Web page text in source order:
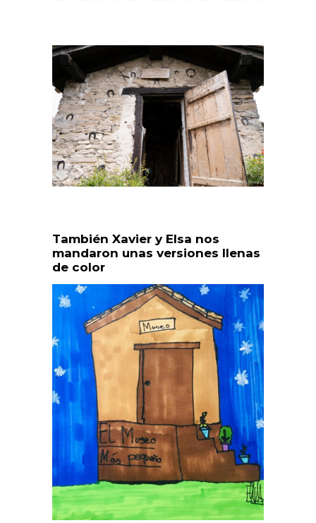
También Xavier y Elsa nos
mandaron unas versiones llenas
de color